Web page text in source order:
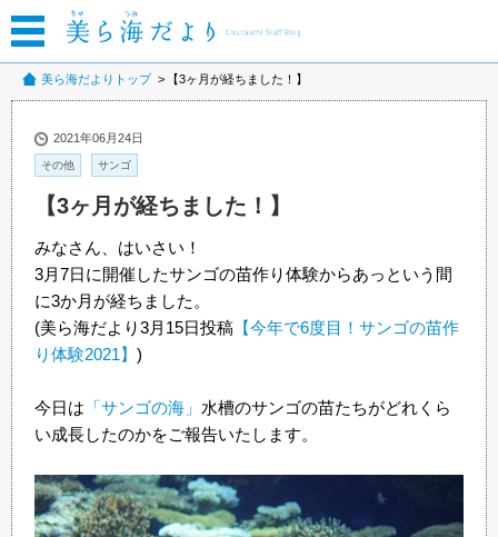
美ら海だよりトップ 【3ヶ月が経ちました！】
2021年06月24日
その他 サンゴ
【3ヶ月が経ちました！】
みなさん、はいさい！
3月7日に開催したサンゴの苗作り体験からあっという間
に3か月が経ちました。
(美ら海だより3月15日投稿 【今年で6度目！サンゴの苗作
り体験2021】 )
今日は 「サンゴの海」 水槽のサンゴの苗たちがどれくら
い成長したのかをご報告いたします。